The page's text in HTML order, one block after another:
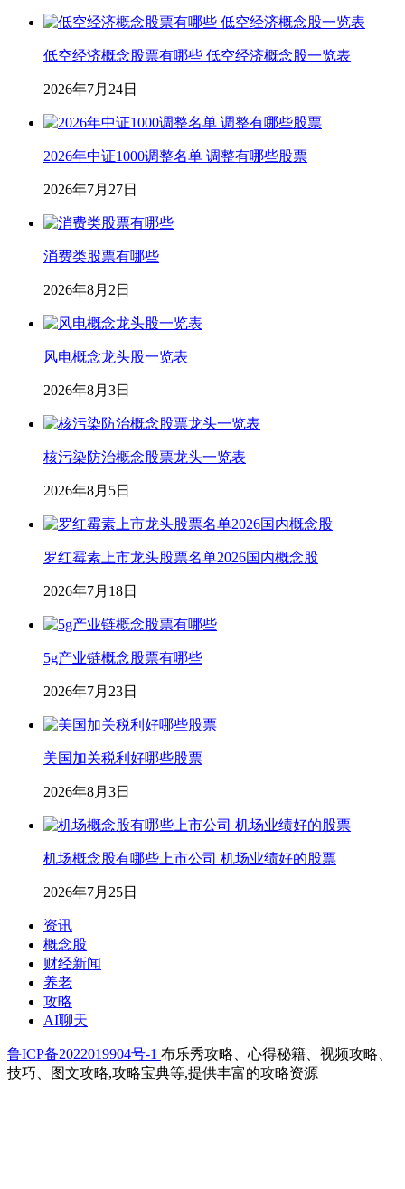
低空经济概念股票有哪些 低空经济概念股一览表
2026年7月24日
2026年中证1000调整名单 调整有哪些股票
2026年7月27日
消费类股票有哪些
2026年8月2日
风电概念龙头股一览表
2026年8月3日
核污染防治概念股票龙头一览表
2026年8月5日
罗红霉素上市龙头股票名单2026国内概念股
2026年7月18日
5g产业链概念股票有哪些
2026年7月23日
美国加关税利好哪些股票
2026年8月3日
机场概念股有哪些上市公司 机场业绩好的股票
2026年7月25日
资讯
概念股
财经新闻
养老
攻略
AI聊天
鲁ICP备2022019904号-1 布乐秀攻略、心得秘籍、视频攻略、
技巧、图文攻略,攻略宝典等,提供丰富的攻略资源